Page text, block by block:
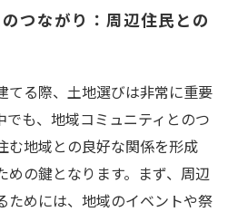
つながり：周辺住民との
てる際、土地選びは非常に重要
でも、地域コミュニティとのつ
む地域との良好な関係を形成
めの鍵となります。まず、周辺
ためには、地域のイベントや祭